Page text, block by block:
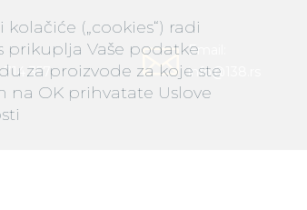
714 357
Email:
info@138.rs
(„cookies“) radi
prikuplja Vaše podatke
za proizvode za koje ste
na OK prihvatate Uslove